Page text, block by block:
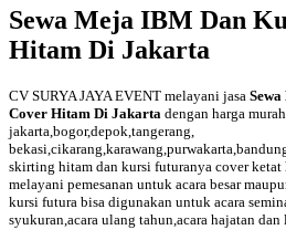
Sewa Meja IBM Dan
Hitam Di Jakarta
CV SURYA JAYA EVENT melayani jasa
Cover Hitam Di Jakarta dengan harga
jakarta,bogor,depok,tangerang,
skirting hitam dan kursi futuranya cover ketat
melayani pemesanan untuk acara besar
kursi futura bisa digunakan untuk acara
syukuran,acara ulang tahun,acara hajatan